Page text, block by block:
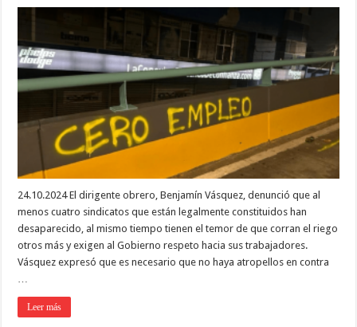
24.10.2024 El dirigente obrero, Benjamín Vásquez, denunció que al
menos cuatro sindicatos que están legalmente constituidos han
desaparecido, al mismo tiempo tienen el temor de que corran el riego
otros más y exigen al Gobierno respeto hacia sus trabajadores.
Vásquez expresó que es necesario que no haya atropellos en contra
Leer más